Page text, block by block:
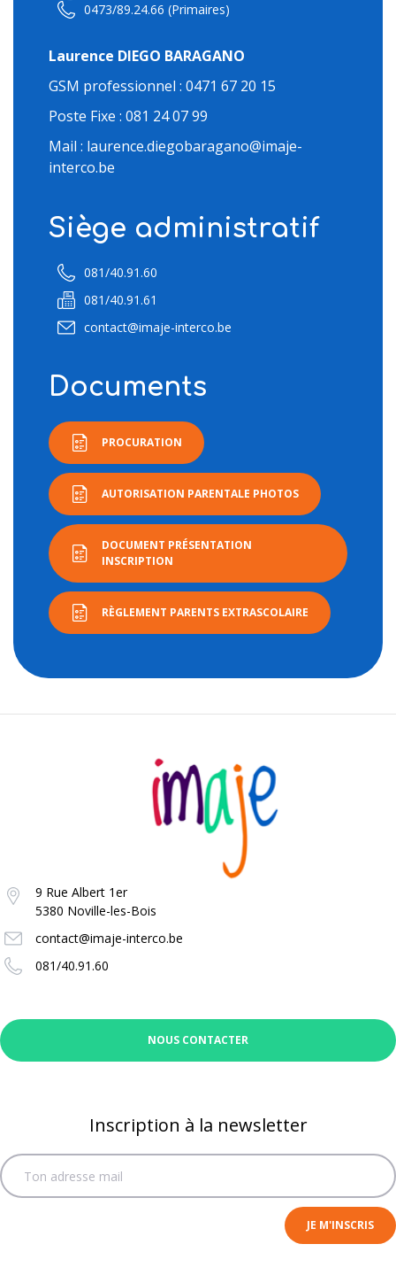
0473/89.24.66 (Primaires)
Laurence DIEGO BARAGANO
GSM professionnel : 0471 67 20 15
Poste Fixe : 081 24 07 99
Mail : laurence.diegobaragano@imaje-
interco.be
Siège administratif
081/40.91.60
081/40.91.61
contact@imaje-interco.be
Documents
PROCURATION
AUTORISATION PARENTALE PHOTOS
DOCUMENT PRÉSENTATION
INSCRIPTION
RÈGLEMENT PARENTS EXTRASCOLAIRE
9 Rue Albert 1er
5380 Noville-les-Bois
contact@imaje-interco.be
081/40.91.60
NOUS CONTACTER
Inscription à la newsletter